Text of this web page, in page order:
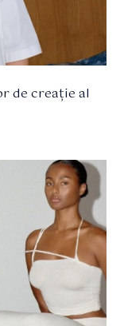
de creație al